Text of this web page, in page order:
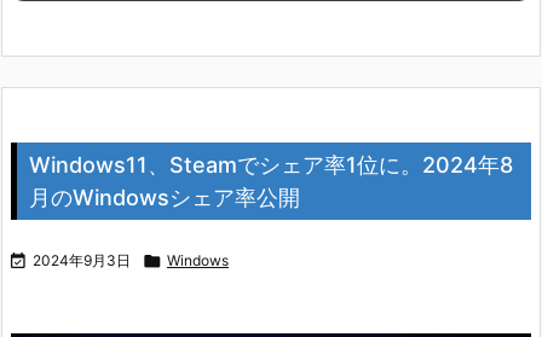
Windows11、Steamでシェア率1位に。2024年8
月のWindowsシェア率公開
 2024年9月3日  Windows